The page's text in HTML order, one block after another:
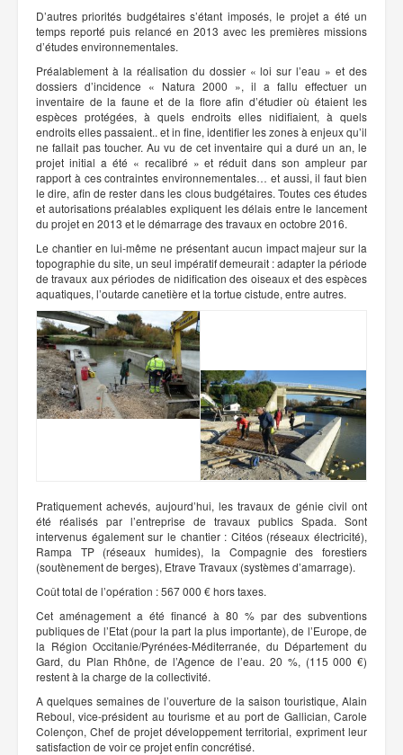
D’autres priorités budgétaires s’étant imposés, le projet a été un
temps reporté puis relancé en 2013 avec les premières missions
d’études environnementales.
Préalablement à la réalisation du dossier « loi sur l’eau » et des
dossiers d’incidence « Natura 2000 », il a fallu effectuer un
inventaire de la faune et de la flore afin d’étudier où étaient les
espèces protégées, à quels endroits elles nidifiaient, à quels
endroits elles passaient.. et in fine, identifier les zones à enjeux qu’il
ne fallait pas toucher. Au vu de cet inventaire qui a duré un an, le
projet initial a été « recalibré » et réduit dans son ampleur par
rapport à ces contraintes environnementales… et aussi, il faut bien
le dire, afin de rester dans les clous budgétaires. Toutes ces études
et autorisations préalables expliquent les délais entre le lancement
du projet en 2013 et le démarrage des travaux en octobre 2016.
Le chantier en lui-même ne présentant aucun impact majeur sur la
topographie du site, un seul impératif demeurait : adapter la période
de travaux aux périodes de nidification des oiseaux et des espèces
aquatiques, l’outarde canetière et la tortue cistude, entre autres.
Pratiquement achevés, aujourd’hui, les travaux de génie civil ont
été réalisés par l’entreprise de travaux publics Spada. Sont
intervenus également sur le chantier : Citéos (réseaux électricité),
Rampa TP (réseaux humides), la Compagnie des forestiers
(soutènement de berges), Etrave Travaux (systèmes d’amarrage).
Coût total de l’opération : 567 000 € hors taxes.
Cet aménagement a été financé à 80 % par des subventions
publiques de l’Etat (pour la part la plus importante), de l’Europe, de
la Région Occitanie/Pyrénées-Méditerranée, du Département du
Gard, du Plan Rhône, de l’Agence de l’eau. 20 %, (115 000 €)
restent à la charge de la collectivité.
A quelques semaines de l’ouverture de la saison touristique, Alain
Reboul, vice-président au tourisme et au port de Gallician, Carole
Colençon, Chef de projet développement territorial, expriment leur
satisfaction de voir ce projet enfin concrétisé.